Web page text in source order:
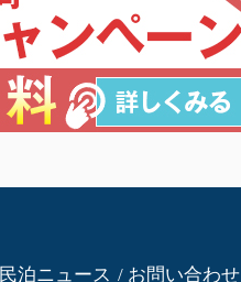
民泊ニュース お問い合わせ